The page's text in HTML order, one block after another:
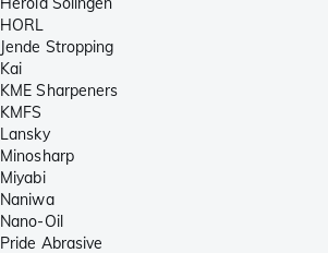
HORL
Jende Stropping
Kai
KME Sharpeners
KMFS
Lansky
Minosharp
Miyabi
Naniwa
Nano-Oil
Pride Abrasive